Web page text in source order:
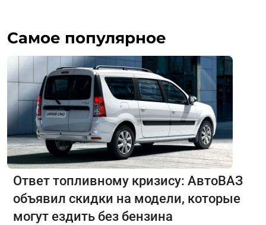
Самое популярное
Ответ топливному кризису: АвтоВАЗ
объявил скидки на модели, которые
могут ездить без бензина